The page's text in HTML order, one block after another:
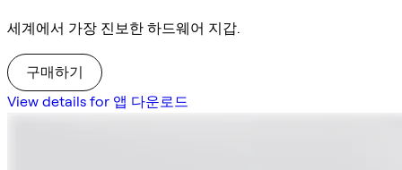
세계에서 가장 진보한 하드웨어 지갑.
구매하기
View details for 앱 다운로드